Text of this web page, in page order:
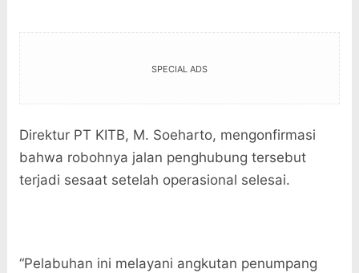
SPECIAL ADS
Direktur PT KITB, M. Soeharto, mengonfirmasi
bahwa robohnya jalan penghubung tersebut
terjadi sesaat setelah operasional selesai.
“Pelabuhan ini melayani angkutan penumpang